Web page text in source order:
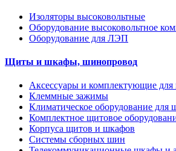
Изоляторы высоковольтные
Оборудование высоковольтное
Оборудование для ЛЭП
Щиты и шкафы, шинопровод
Аксессуары и комплектующие
Клеммные зажимы
Климатическое оборудование для
Комплектное щитовое
Корпуса щитов и шкафов
Системы сборных шин